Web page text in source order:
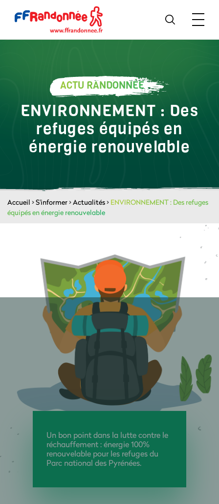
ACTU RANDONNÉE
ENVIRONNEMENT : Des
refuges équipés en
énergie renouvelable
Accueil >S'informer>Actualités> ENVIRONNEMENT : Des refuges
équipés en énergie renouvelable
Un bon point dans la lutte contre le
réchauffement : énergie 100%
renouvelable pour les refuges du
Parc national des Pyrénées.